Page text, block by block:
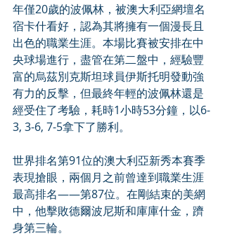
年僅20歲的波佩林，被澳大利亞網壇名
宿卡什看好，認為其將擁有一個漫長且
出色的職業生涯。本場比賽被安排在中
央球場進行，盡管在第二盤中，經驗豐
富的烏茲別克斯坦球員伊斯托明發動強
有力的反擊，但最終年輕的波佩林還是
經受住了考驗，耗時1小時53分鐘，以6-
3, 3-6, 7-5拿下了勝利。
世界排名第91位的澳大利亞新秀本賽季
表現搶眼，兩個月之前曾達到職業生涯
最高排名——第87位。在剛結束的美網
中，他擊敗德爾波尼斯和庫庫什金，躋
身第三輪。